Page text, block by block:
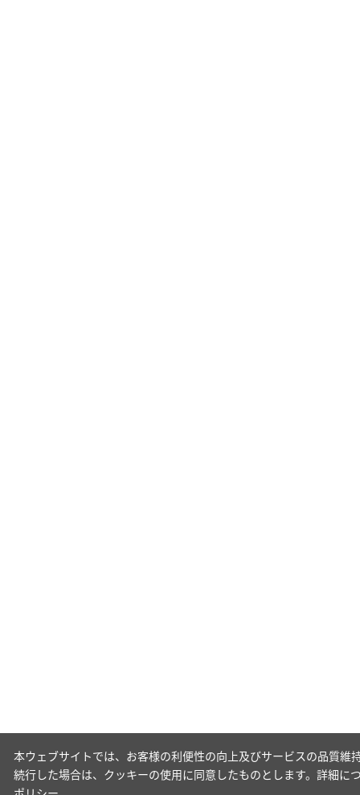
本ウェブサイトでは、お客様の利便性の向上及びサービスの品質
続行した場合は、クッキーの使用に同意したものとします。詳細